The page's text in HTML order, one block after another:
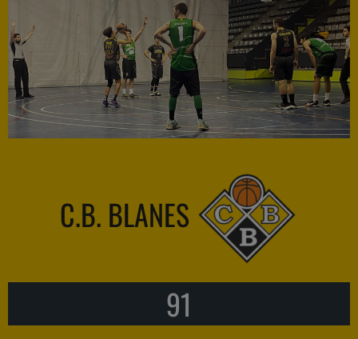
C.B. BLANES
91